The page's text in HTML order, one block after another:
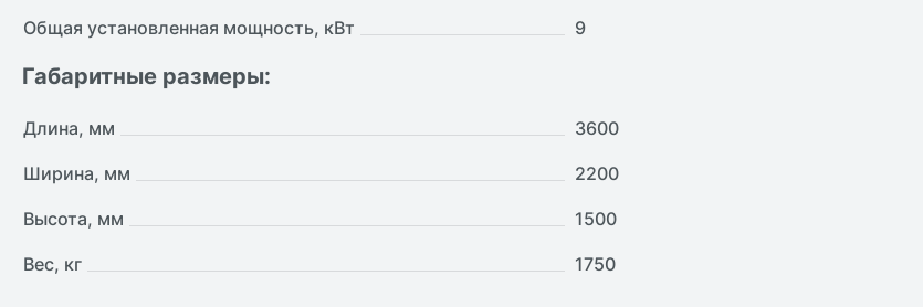
Общая установленная мощность, кВт
9
Габаритные размеры:
Длина, мм
3600
Ширина, мм
2200
Высота, мм
1500
Вес, кг
1750